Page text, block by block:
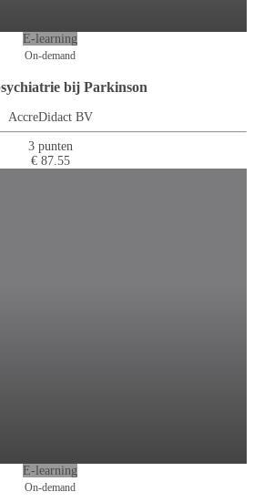
E-learning
On-demand
bij Parkinson
AccreDidact BV
3 punten
€ 87.55
E-learning
On-demand